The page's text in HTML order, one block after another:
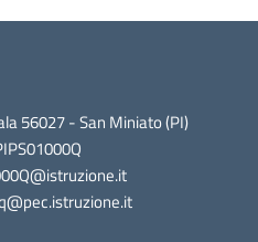
56027 - San Miniato (PI)